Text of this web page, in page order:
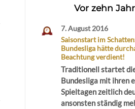
Vor zehn
7. August 2016
Saisonstart im
Bundesliga hätte
Beachtung verdient!
Traditionell startet
Bundesliga mit ihren
Spieltagen zeitlich
ansonsten ständig